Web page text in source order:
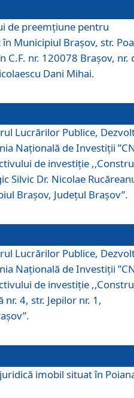
de preemţiune pentru
Municipiul Braşov, str.
C.F. nr. 120078 Brașov, nr.
Dani Mihai.
Lucrărilor Publice,
Naţională de Investiţii
de investiţie
Silvic Dr. Nicolae
Brașov, Județul Brașov”.
Lucrărilor Publice,
Naţională de Investiţii
de investiție
nr. 4, str. Jepilor nr. 1,
imobil situat în